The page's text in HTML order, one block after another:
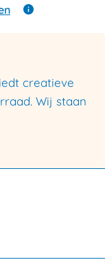
creatieve
Wij staan